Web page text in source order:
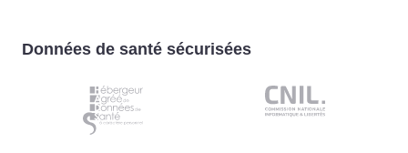
Données de santé sécurisées